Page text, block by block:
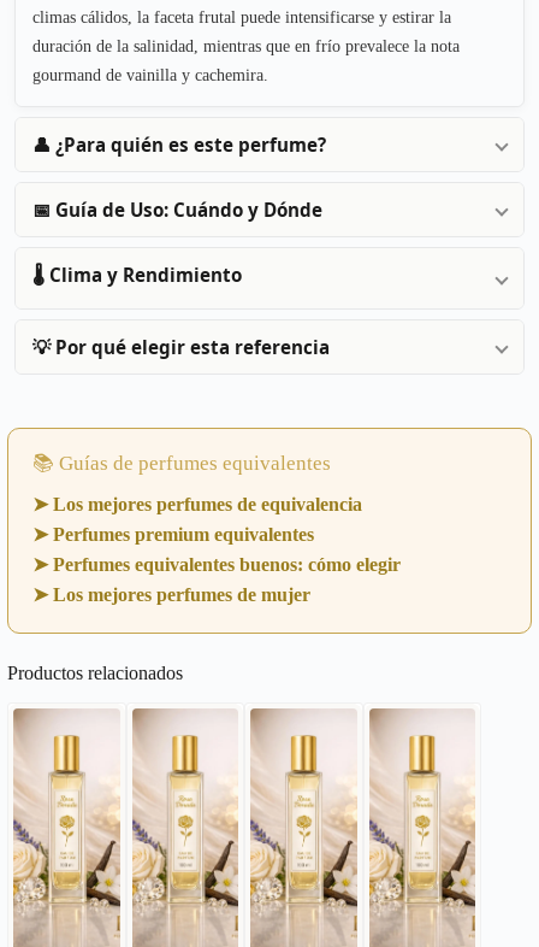
climas cálidos, la faceta frutal puede intensificarse y estirar la
duración de la salinidad, mientras que en frío prevalece la nota
gourmand de vainilla y cachemira.
👤 ¿Para quién es este perfume?
📅 Guía de Uso: Cuándo y Dónde
🌡️ Clima y Rendimiento
💡 Por qué elegir esta referencia
📚 Guías de perfumes equivalentes
➤ Los mejores perfumes de equivalencia
➤ Perfumes premium equivalentes
➤ Perfumes equivalentes buenos: cómo elegir
➤ Los mejores perfumes de mujer
Productos relacionados